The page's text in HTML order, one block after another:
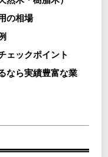
の相場
ェックポイント
なら実績豊富な業